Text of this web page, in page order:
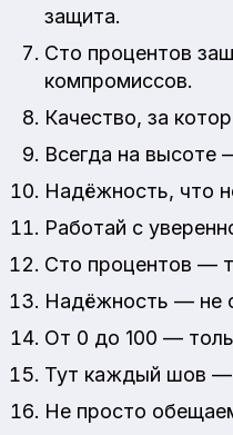
защита.
Сто процентов
компромиссов.
Качество, за
Всегда на высоте
Надёжность, что
Работай с
Сто процентов —
Надёжность — не
От 0 до 100 —
Тут каждый шов —
Не просто